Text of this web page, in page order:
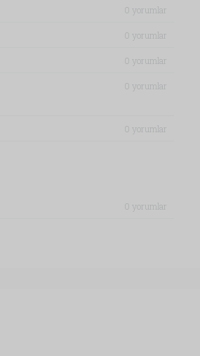
0 yorumlar
0 yorumlar
0 yorumlar
0 yorumlar
0 yorumlar
0 yorumlar